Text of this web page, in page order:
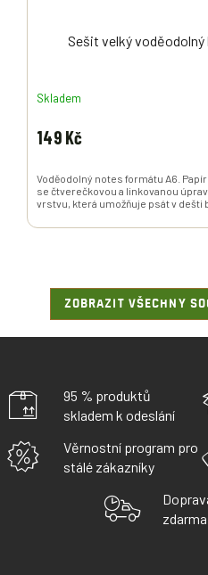
Sešit velký voděodolný
Skladem
149 Kč
Voděodolný notes formátu A6.
se čtverečkovou a linkovanou
vrstvu, která umožňuje psát v dešti
ZOBRAZIT VŠECHNY
95 % produktů
skladem k odeslání
Věrnostní program pro
stálé zákazníky
zdarma